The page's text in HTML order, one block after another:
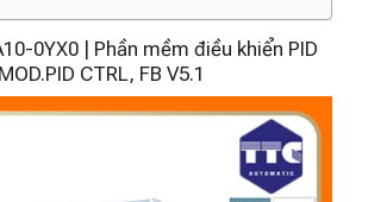
0YX0 | Phần mềm điều khiển PID
MOD.PID CTRL, FB V5.1